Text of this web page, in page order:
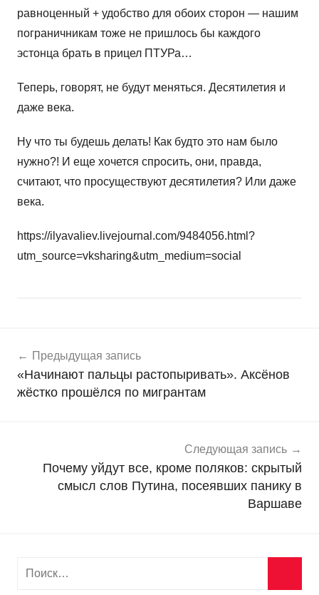
равноценный + удобство для обоих сторон — нашим
пограничникам тоже не пришлось бы каждого
эстонца брать в прицел ПТУРа…
Теперь, говорят, не будут меняться. Десятилетия и
даже века.
Ну что ты будешь делать! Как будто это нам было
нужно?! И еще хочется спросить, они, правда,
считают, что просуществуют десятилетия? Или даже
века.
https://ilyavaliev.livejournal.com/9484056.html?
utm_source=vksharing&utm_medium=social
о
в
о
по
записям
Предыдущая запись
«Начинают пальцы растопыривать». Аксёнов
жёстко прошёлся по мигрантам
Следующая запись
Почему уйдут все, кроме поляков: скрытый
смысл слов Путина, посеявших панику в
Варшаве